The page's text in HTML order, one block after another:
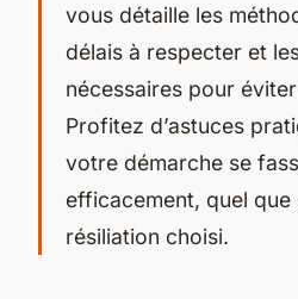
vous détaille les
délais à respecter et
nécessaires pour
Profitez d’astuces
votre démarche se
efficacement, quel
résiliation choisi.